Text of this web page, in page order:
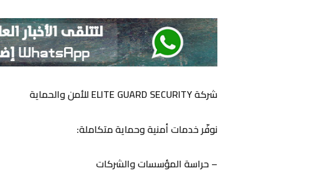
شركة ELITE GUARD SECURITY للأمن والحماية
نوفّر خدمات أمنية وحماية متكاملة:
– حراسة المؤسسات والشركات